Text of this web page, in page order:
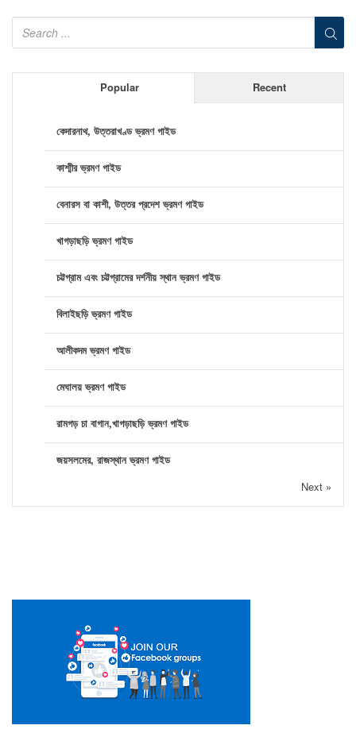
Popular Recent
কেদারনাথ, উত্তরাখণ্ড ভ্রমণ গাইড
কাশ্মীর ভ্রমণ গাইড
বেনারস বা কাশী, উত্তর প্রদেশ ভ্রমণ গাইড
খাগড়াছড়ি ভ্রমণ গাইড
চট্টগ্রাম এবং চট্টগ্রামের দর্শনীয় স্থান ভ্রমণ গাইড
বিলাইছড়ি ভ্রমণ গাইড
আলীকদম ভ্রমণ গাইড
মেঘালয় ভ্রমণ গাইড
রামগড় চা বাগান,খাগড়াছড়ি ভ্রমণ গাইড
জয়সলমের, রাজস্থান ভ্রমণ গাইড
Next »